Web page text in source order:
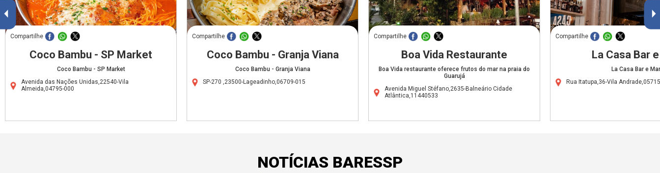
Compartilhe
Coco Bambu - SP Market
Coco Bambu - SP Market
Avenida das Nações Unidas,22540-Vila
Almeida,04795-000
Compartilhe
Coco Bambu - Granja Viana
Coco Bambu - Granja Viana
SP-270 ,23500-Lageadinho,06709-015
Compartilhe
Boa Vida Restaurante
Boa Vida restaurante oferece frutos do mar na praia do
Guarujá
Avenida Miguel Stéfano,2635-Balneário Cidade
Atlântica,11440533
Compartilhe
La Casa Bar
La Casa Bar e Mar
Rua Itatupa,36-Vila
NOTÍCIAS BARESSP